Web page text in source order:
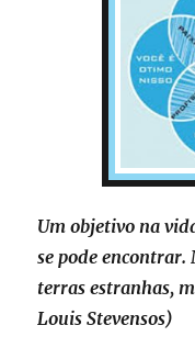
Um objetivo na
se pode encontrar.
terras estranhas,
Louis Stevensos)